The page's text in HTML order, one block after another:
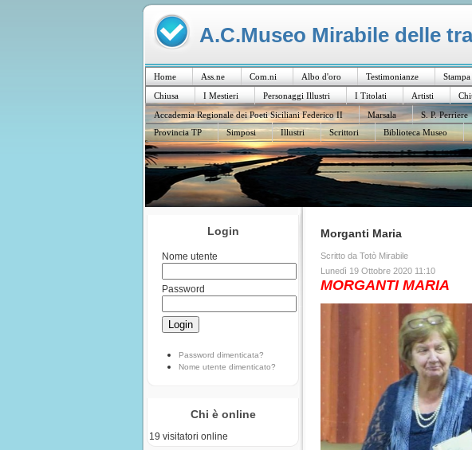
A.C.Museo Mirabile delle
Home Ass.ne Com.ni Albo d'oro Testimonianze Stampa
Chiusa
I Mestieri Personaggi Illustri I Titolati Artisti
Accademia Regionale dei Poeti Siciliani Federico II
Marsala S. P. Perriere
Provincia TP
Simposi Illustri Scrittori Biblioteca Museo
Login
Nome utente
Password
Password dimenticata?
Nome utente dimenticato?
Chi è online
19 visitatori online
Morganti Maria
Scritto da Totò Mirabile
Lunedì 19 Ottobre 2020 11:10
MORGANTI MARIA